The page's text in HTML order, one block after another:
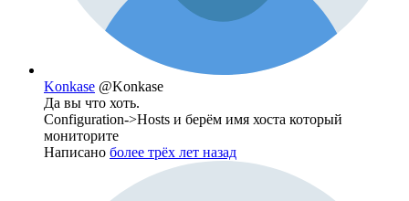
Konkase @Konkase
Да вы что хоть.
Configuration->Hosts и берём имя хоста который
мониторите
Написано более трёх лет назад